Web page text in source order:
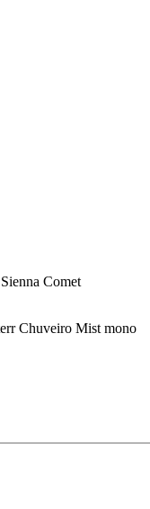
Comet
Chuveiro Mist mono